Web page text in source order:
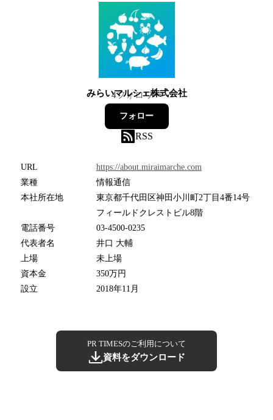
みらいマルシェ株式会社
4フォロワー
フォロー
RSS
URL
https://about.miraimarche.com
業種
情報通信
本社所在地
東京都千代田区神田小川町2丁目4番14号
フィールドクレストビル8階
電話番号
03-4500-0235
代表者名
井口 大輔
上場
未上場
資本金
350万円
設立
2018年11月
PR TIMESのご利用について
資料をダウンロード